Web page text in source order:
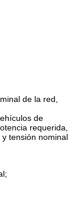
de la red,
de
requerida,
tensión nominal